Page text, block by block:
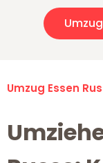
Umzug Essen